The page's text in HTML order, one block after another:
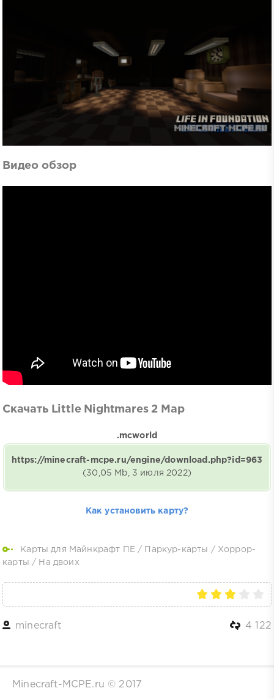
Видео обзор
Скачать Little Nightmares 2 Map
.mcworld
https://minecraft-mcpe.ru/engine/download.php?id=963
(30,05 Mb, 3 июля 2022)
Как установить карту?
Карты для Майнкрафт ПЕ / Паркур-карты / Хоррор-
карты / На двоих
minecraft 4 122
Minecraft-MCPE.ru © 2017